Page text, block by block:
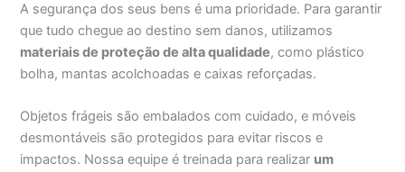
A segurança dos seus bens é uma prioridade. Para garantir
que tudo chegue ao destino sem danos, utilizamos
materiais de proteção de alta qualidade, como plástico
bolha, mantas acolchoadas e caixas reforçadas.
Objetos frágeis são embalados com cuidado, e móveis
desmontáveis são protegidos para evitar riscos e
impactos. Nossa equipe é treinada para realizar um